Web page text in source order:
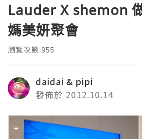
Lauder X shemon
媽美妍聚會
瀏覽次數:955
daidai & pipi
發佈於 2012.10.14